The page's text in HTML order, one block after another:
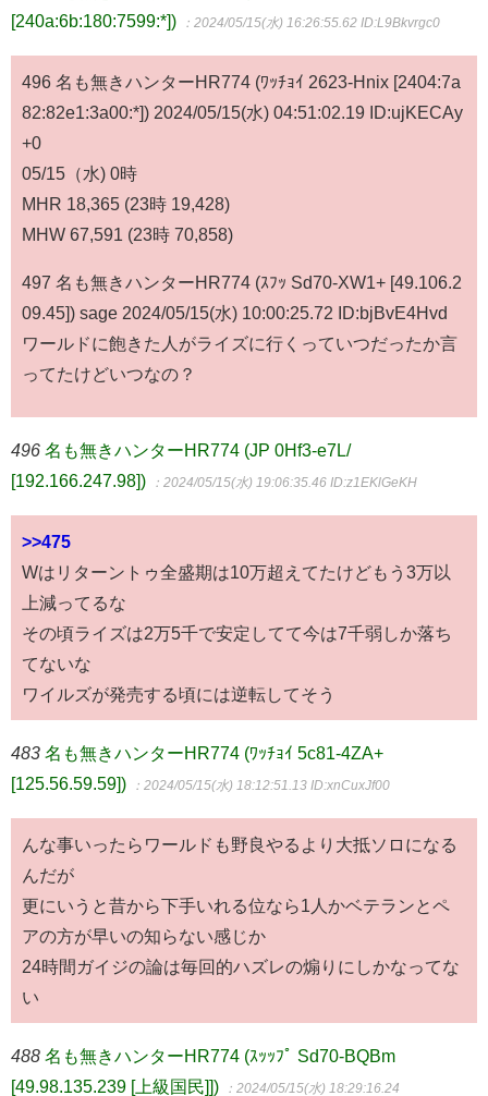
[240a:6b:180:7599:*])
：2024/05/15(水) 16:26:55.62 ID:L9Bkvrgc0
496 名も無きハンターHR774 (ﾜｯﾁｮｲ 2623-Hnix [2404:7a
82:82e1:3a00:*]) 2024/05/15(水) 04:51:02.19 ID:ujKECAy
+0
05/15（水) 0時
MHR 18,365 (23時 19,428)
MHW 67,591 (23時 70,858)
497 名も無きハンターHR774 (ｽﾌｯ Sd70-XW1+ [49.106.2
09.45]) sage 2024/05/15(水) 10:00:25.72 ID:bjBvE4Hvd
ワールドに飽きた人がライズに行くっていつだったか言
ってたけどいつなの？
496 名も無きハンターHR774 (JP 0Hf3-e7L/
[192.166.247.98])
：2024/05/15(水) 19:06:35.46 ID:z1EKlGeKH
>>475
Wはリターントゥ全盛期は10万超えてたけどもう3万以
上減ってるな
その頃ライズは2万5千で安定してて今は7千弱しか落ち
てないな
ワイルズが発売する頃には逆転してそう
483 名も無きハンターHR774 (ﾜｯﾁｮｲ 5c81-4ZA+
[125.56.59.59])
：2024/05/15(水) 18:12:51.13 ID:xnCuxJf00
んな事いったらワールドも野良やるより大抵ソロになる
んだが
更にいうと昔から下手いれる位なら1人かベテランとペ
アの方が早いの知らない感じか
24時間ガイジの論は毎回的ハズレの煽りにしかなってな
い
488 名も無きハンターHR774 (ｽｯｯﾌﾟ Sd70-BQBm
[49.98.135.239 [上級国民]])
：2024/05/15(水) 18:29:16.24